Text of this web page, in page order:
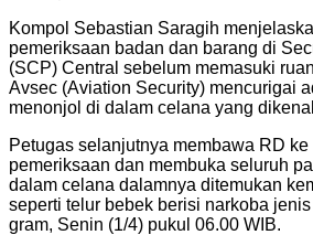
Kompol Sebastian Saragih
pemeriksaan badan dan barang di
(SCP) Central sebelum memasuki
Avsec (Aviation Security) mencurigai
menonjol di dalam celana yang
Petugas selanjutnya membawa RD
pemeriksaan dan membuka seluruh
dalam celana dalamnya ditemukan
seperti telur bebek berisi narkoba
gram, Senin (1/4) pukul 06.00 WIB.